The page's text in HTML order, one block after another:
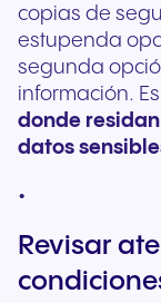
copias de
estupenda
segunda
información.
donde
datos
Revisar